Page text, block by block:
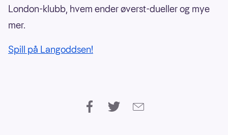
London-klubb, hvem ender øverst-dueller og mye
mer.
Spill på Langoddsen!